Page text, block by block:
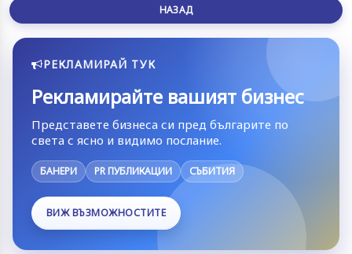
НАЗАД
РЕКЛАМИРАЙ ТУК
Рекламирайте вашият бизнес
Представете бизнеса си пред българите по
света с ясно и видимо послание.
БАНЕРИ PR ПУБЛИКАЦИИ СЪБИТИЯ
ВИЖ ВЪЗМОЖНОСТИТЕ